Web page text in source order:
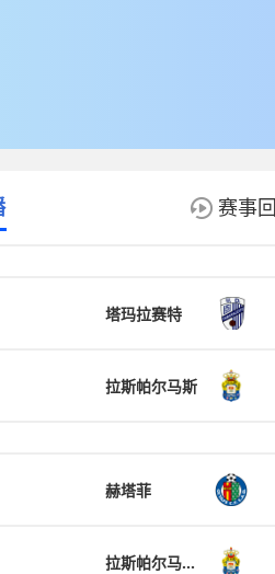
赛事
塔玛拉赛特
拉斯帕尔马斯
赫塔菲
拉斯帕尔马斯竞技